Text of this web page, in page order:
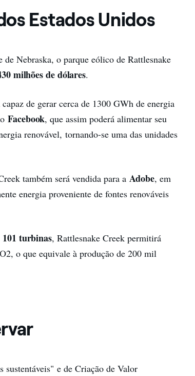
Estados Unidos
Nebraska, o parque eólico de Rattlesnake
milhões de dólares.
de gerar cerca de 1300 GWh de energia
Facebook, que assim poderá alimentar seu
renovável, tornando-se uma das unidades
também será vendida para aAdobe, em
energia proveniente de fontes renováveis
101 turbinas, Rattlesnake Creek permitirá
o que equivale à produção de 200 mil
e de Criação de Valor